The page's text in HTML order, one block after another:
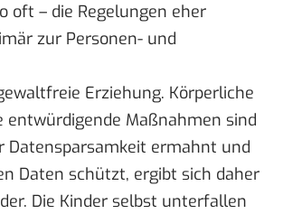
oft – die Regelungen eher
zur Personen- und
Erziehung. Körperliche
Maßnahmen sind
Datensparsamkeit ermahnt und
Daten schützt, ergibt sich daher
Die Kinder selbst unterfallen